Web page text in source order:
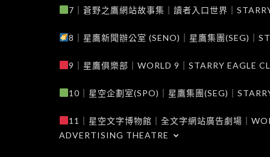
7｜蒼野之鷹網站故事集｜讀者入口世界｜
8｜星鷹新聞辦公室 (SENO)｜星鷹集團(SEG)｜
9｜星鷹俱樂部｜WORLD 9｜STARRY EAGLE
10｜星空企劃室(SPO)｜星鷹集團(SEG)｜
11｜星空文字博物館｜全文字網站廣告劇場｜
ADVERTISING THEATRE